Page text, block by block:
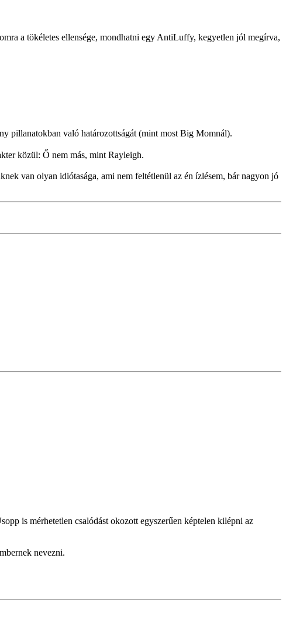
a tökéletes ellensége, mondhatni egy AntiLuffy, kegyetlen jól megírva,
pillanatokban való határozottságát (mint most Big Momnál).
közül: Ő nem más, mint Rayleigh.
van olyan idiótasága, ami nem feltétlenül az én ízlésem, bár nagyon jó
is mérhetetlen csalódást okozott egyszerűen képtelen kilépni az
nevezni.